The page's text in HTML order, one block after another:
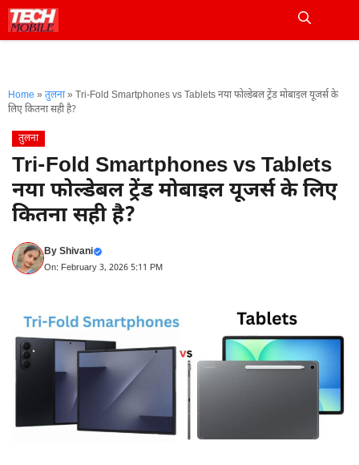
Skip
to
Home » तुलना» Tri-Fold Smartphones vs Tablets नया फोल्डेबल ट्रेंड मोबाइल यूजर्स के
लिए कितना सही है?
तुलना
Tri-Fold Smartphones vs Tablets
नया फोल्डेबल ट्रेंड मोबाइल यूजर्स के लिए
कितना सही है?
ByShivani
On: February 3, 2026 5:11 PM